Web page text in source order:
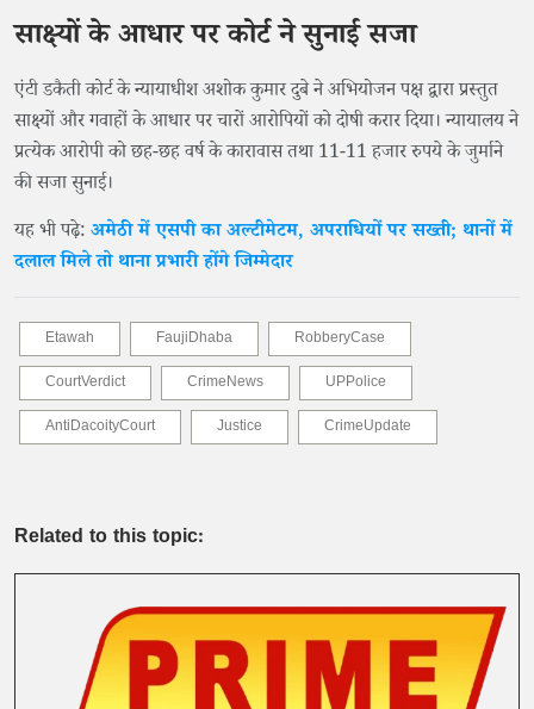
साक्ष्यों के आधार पर कोर्ट ने सुनाई सजा
एंटी डकैती कोर्ट के न्यायाधीश अशोक कुमार दुबे ने अभियोजन पक्ष द्वारा प्रस्तुत
साक्ष्यों और गवाहों के आधार पर चारों आरोपियों को दोषी करार दिया। न्यायालय ने
प्रत्येक आरोपी को छह-छह वर्ष के कारावास तथा 11-11 हजार रुपये के जुर्माने
की सजा सुनाई।
यह भी पढ़े: अमेठी में एसपी का अल्टीमेटम, अपराधियों पर सख्ती; थानों में
दलाल मिले तो थाना प्रभारी होंगे जिम्मेदार
Etawah FaujiDhaba
RobberyCase
CourtVerdict
CrimeNews
UPPolice
AntiDacoityCourt
Justice CrimeUpdate
Related to this topic: